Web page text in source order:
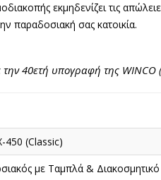
εκμηδενίζει τις
παραδοσιακή σας κατοικία.
την 40ετή υπογραφή της WINCO
450 (Classic)
με Ταμπλά &